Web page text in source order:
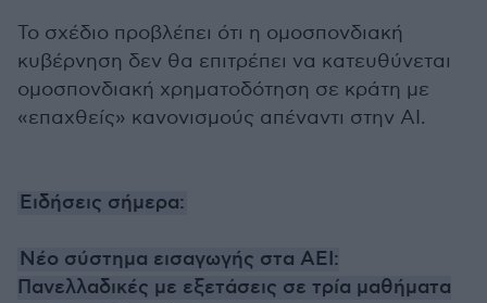
Το σχέδιο προβλέπει ότι η ομοσπονδιακή
κυβέρνηση δεν θα επιτρέπει να κατευθύνεται
ομοσπονδιακή χρηματοδότηση σε κράτη με
«επαχθείς» κανονισμούς απέναντι στην AI.
Ειδήσεις σήμερα:
Νέο σύστημα εισαγωγής στα ΑΕΙ:
Πανελλαδικές με εξετάσεις σε τρία μαθήματα